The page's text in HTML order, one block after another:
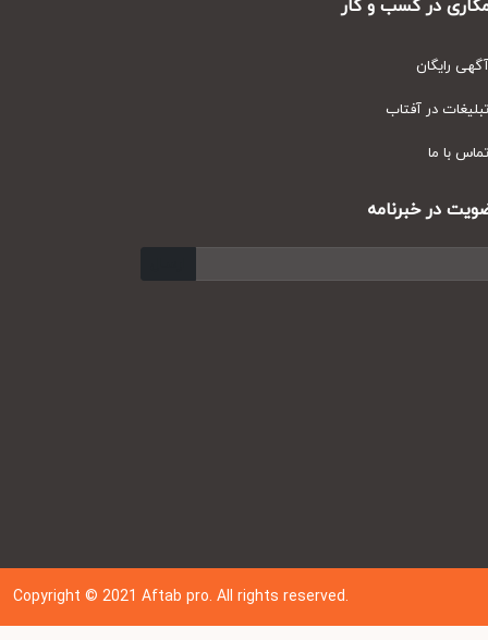
در کسب و کار
رایگان
در آفتاب
با ما
در خبرنامه
Copyright © 202 1Aftab pro. All rights reserved.